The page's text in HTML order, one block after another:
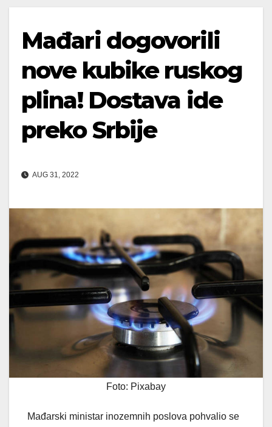
Mađari dogovorili
nove kubike ruskog
plina! Dostava ide
preko Srbije
AUG 31, 2022
Foto: Pixabay
Mađarski ministar inozemnih poslova pohvalio se